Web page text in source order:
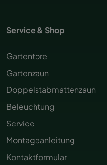
Service & Shop
Gartentore
Gartenzaun
Doppelstabmattenzaun
Beleuchtung
Service
Montageanleitung
Kontaktformular